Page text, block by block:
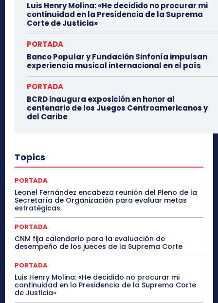
Luis Henry Molina: «He decidido no procurar mi
continuidad en la Presidencia de la Suprema
Corte de Justicia»
PORTADA
Banco Popular y Fundación Sinfonía impulsan
experiencia musical internacional en el país
PORTADA
BCRD inaugura exposición en honor al
centenario de los Juegos Centroamericanos y
del Caribe
Topics
PORTADA
Leonel Fernández encabeza reunión del Pleno de la
Secretaría de Organización para evaluar metas
estratégicas
PORTADA
CNM fija calendario para la evaluación de
desempeño de los jueces de la Suprema Corte
PORTADA
Luis Henry Molina: «He decidido no procurar mi
continuidad en la Presidencia de la Suprema Corte
de Justicia»